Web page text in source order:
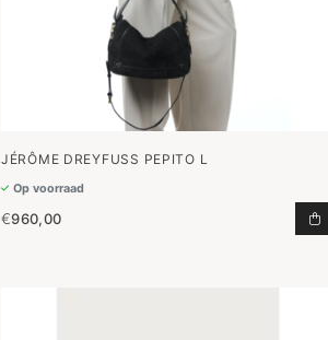
JÉRÔME DREYFUSS PEPITO L
Op voorraad
€960,00